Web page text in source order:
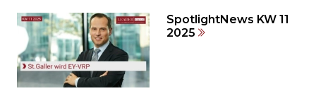
SpotlightNews KW 11
2025